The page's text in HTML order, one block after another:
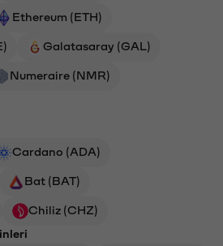
Ethereum (ETH)
Galatasaray (GAL)
Numeraire (NMR)
Cardano (ADA)
Bat (BAT)
Chiliz (CHZ)